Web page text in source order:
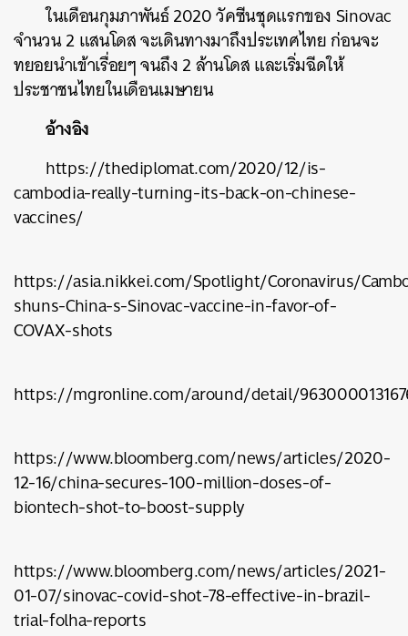
ในเดือนกุมภาพันธ์ 2020 วัคซีนชุดแรกของ Sinovac
จำนวน 2 แสนโดส จะเดินทางมาถึงประเทศไทย ก่อนจะ
ทยอยนำเข้าเรื่อยๆ จนถึง 2 ล้านโดส และเริ่มฉีดให้
ประชาชนไทยในเดือนเมษายน
อ้างอิง
https://thediplomat.com/2020/12/is-
cambodia-really-turning-its-back-on-chinese-
vaccines/
https://asia.nikkei.com/Spotlight/Coronavirus/
shuns-China-s-Sinovac-vaccine-in-favor-of-
COVAX-shots
https://mgronline.com/around/detail/
https://www.bloomberg.com/news/articles/2020-
12-16/china-secures-100-million-doses-of-
biontech-shot-to-boost-supply
https://www.bloomberg.com/news/articles/2021-
01-07/sinovac-covid-shot-78-effective-in-brazil-
trial-folha-reports